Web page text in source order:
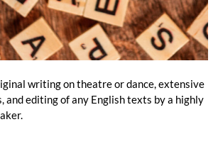
writing on theatre or dance, extensive
and editing of any English texts by a highly